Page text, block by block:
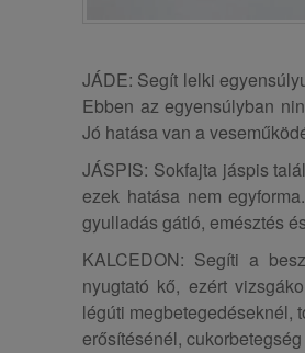
JÁDE: Segít lelki
Ebben az egyensúlyban
Jó hatása van a
JÁSPIS: Sokfajta jáspis
ezek hatása nem
gyulladás gátló, emésztés
KALCEDON: Segíti a
nyugtató kő, ezért
légúti megbetegedéseknél,
erősítésénél,